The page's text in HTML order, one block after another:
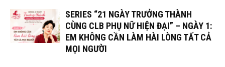
SERIES “21 NGÀY TRƯỞNG THÀNH
CÙNG CLB PHỤ NỮ HIỆN ĐẠI” – NGÀY 1:
EM KHÔNG CẦN LÀM HÀI LÒNG TẤT CẢ
MỌI NGƯỜI